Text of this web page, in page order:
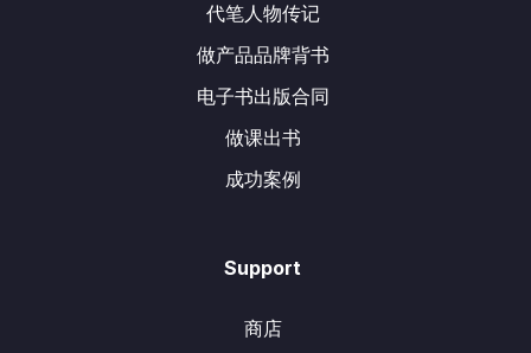
代笔人物传记
做产品品牌背书
电子书出版合同
做课出书
成功案例
Support
商店